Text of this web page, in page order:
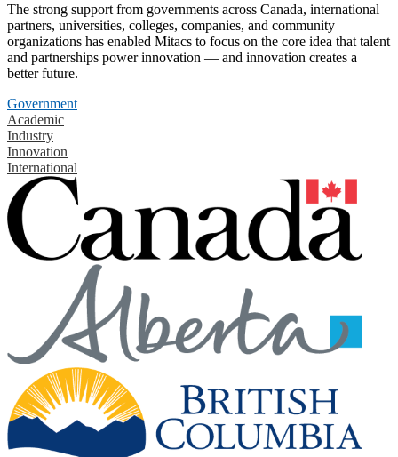
The strong support from governments across Canada, international
partners, universities, colleges, companies, and community
organizations has enabled Mitacs to focus on the core idea that talent
and partnerships power innovation — and innovation creates a
better future.
Government
Academic
Industry
Innovation
International